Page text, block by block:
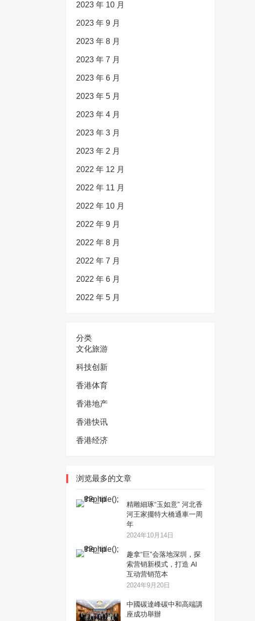
2023 年 10 月
2023 年 9 月
2023 年 8 月
2023 年 7 月
2023 年 6 月
2023 年 5 月
2023 年 4 月
2023 年 3 月
2023 年 2 月
2022 年 12 月
2022 年 11 月
2022 年 10 月
2022 年 9 月
2022 年 8 月
2022 年 7 月
2022 年 6 月
2022 年 5 月
分类
文化旅游
科技创新
香港体育
香港地产
香港快讯
香港经济
浏览最多的文章
精雕細琢“玉如意” 河北香
河王家擺特大橋通車一周
年
2024年10月14日
趣拿“巨”会落地深圳，探
索营销新模式，打造 AI
互动营销范本
2024年9月20日
中國碳達峰碳中和高端講
座成功舉辦